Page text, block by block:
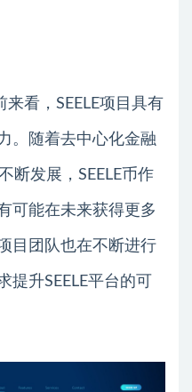
来看，SEELE项目具有
。随着去中心化金融
断发展，SEELE币作
可能在未来获得更多
目团队也在不断进行
升SEELE平台的可